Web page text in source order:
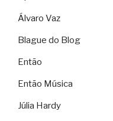
Álvaro Vaz
Blague do Blog
Então
Então Música
Júlia Hardy